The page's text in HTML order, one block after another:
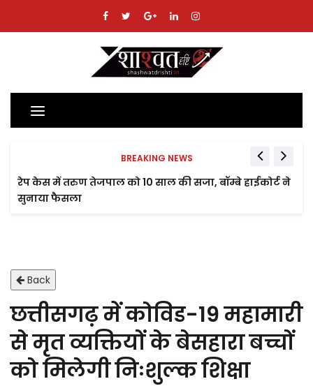
Toggle
navigation
BREAKING NEWS
रेप केस में तरुण तेजपाल को 10 साल की सजा, बॉम्बे हाईकोर्ट ने
सुनाया फैसला
Back
छत्तीसगढ़ में कोविड-19 महामारी
से मृत व्यक्तियों के बेसहारा बच्चों
को मिलेगी निःशुल्क शिक्षा